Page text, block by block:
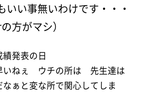
いい事無いわけです・・・
方がマシ）
発表の日
いねぇ ウチの所は 先生達は
ぁと変な所で関心してしま